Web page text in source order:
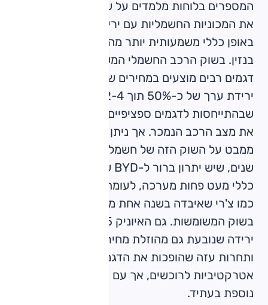
המספרים בלוחות מלמדים על שוק ער שמתמחר
את המכוניות החשמליות עם ירידת ערך שנראית
באופן כללי משמעותית יותר מהנעשה במכוניות
בנזין. בשוק הרכב החשמלי המשומש בישראל,
דגמים רבים מוצעים במחירים שלעיתים משקפים
שבהתייחסות לדגמים ספציפיים, יש לקחת בחשבון
את מצב הרכב הנמכר. אך ניתן לומר באופן כללי
שנים, שיש יתרון ברור ל-BYD שמאבדת באופן
כללי מעט פחות מערכה, לעומת הדגמים האחרים
ירידה שנובעת גם מהוזלת מחירי הדגמים החדשים
ותחרות עזה שהופכות את הדגמים הללו למציאות
אטרקטיביות לרוכשים, אך עם סיכון לשחיקה
נוספת בעתיד.